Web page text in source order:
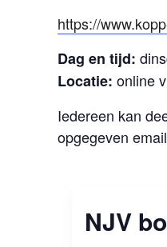
https://
Dag en tijd:
Locatie: online
Iedereen kan
opgegeven
NJV